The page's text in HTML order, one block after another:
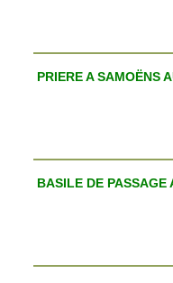
PRIERE A SAMOËNS
BASILE DE PASSAGE